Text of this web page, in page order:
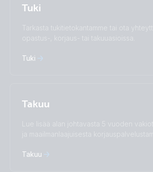
Suomalainen
Svenska
Türkçe
Ελληνικά
Tuki
Tarkasta tukitietokantamme tai ota
opastus-, korjaus- tai takuuasioissa.
Tuki
Takuu
Lue lisää alan johtavasta 5 vuoden
ja maailmanlaajuisesta
Takuu